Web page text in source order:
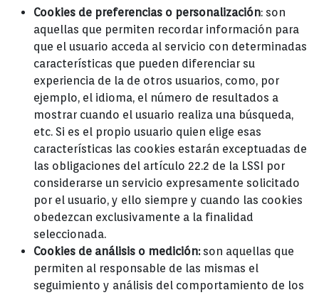
Cookies de preferencias o personalización: son
aquellas que permiten recordar información para
que el usuario acceda al servicio con determinadas
características que pueden diferenciar su
experiencia de la de otros usuarios, como, por
ejemplo, el idioma, el número de resultados a
mostrar cuando el usuario realiza una búsqueda,
etc. Si es el propio usuario quien elige esas
características las cookies estarán exceptuadas de
las obligaciones del artículo 22.2 de la LSSI por
considerarse un servicio expresamente solicitado
por el usuario, y ello siempre y cuando las cookies
obedezcan exclusivamente a la finalidad
seleccionada.
Cookies de análisis o medición:son aquellas que
permiten al responsable de las mismas el
seguimiento y análisis del comportamiento de los